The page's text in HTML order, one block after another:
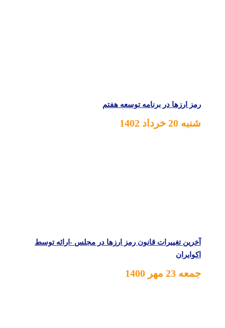
رمز ارزها در برنامه توسعه هفتم
شنبه 20 خرداد 1402
آخرین تغییرات قانون رمز ارزها در مجلس -ارائه توسط
اکوایران
جمعه 23 مهر 1400